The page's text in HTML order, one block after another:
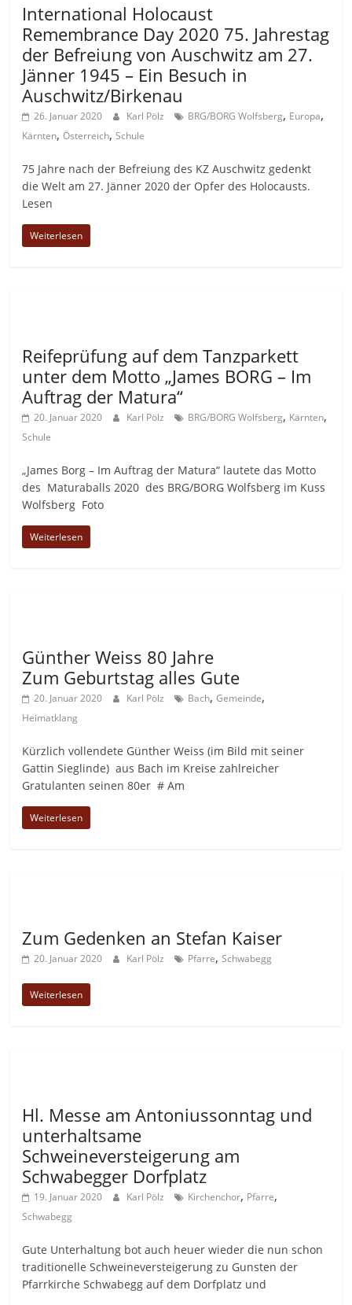
International Holocaust
Remembrance Day 2020 75. Jahrestag
der Befreiung von Auschwitz am 27.
Jänner 1945 – Ein Besuch in
Auschwitz/Birkenau
26. Januar 2020 Karl Pölz BRG/BORG Wolfsberg, Europa,
Kärnten,Österreich,Schule
75 Jahre nach der Befreiung des KZ Auschwitz gedenkt
die Welt am 27. Jänner 2020 der Opfer des Holocausts.
Lesen
Weiterlesen
Reifeprüfung auf dem Tanzparkett
unter dem Motto „James BORG – Im
Auftrag der Matura“
20. Januar 2020 Karl Pölz BRG/BORG Wolfsberg, Kärnten,
Schule
„James Borg – Im Auftrag der Matura“ lautete das Motto
des Maturaballs 2020 des BRG/BORG Wolfsberg im Kuss
Wolfsberg Foto
Weiterlesen
Günther Weiss 80 Jahre
Zum Geburtstag alles Gute
20. Januar 2020 Karl Pölz Bach,Gemeinde,
Heimatklang
Kürzlich vollendete Günther Weiss (im Bild mit seiner
Gattin Sieglinde) aus Bach im Kreise zahlreicher
Gratulanten seinen 80er # Am
Weiterlesen
Zum Gedenken an Stefan Kaiser
20. Januar 2020 Karl Pölz Pfarre,Schwabegg
Weiterlesen
Hl. Messe am Antoniussonntag und
unterhaltsame
Schweineversteigerung am
Schwabegger Dorfplatz
19. Januar 2020 Karl Pölz Kirchenchor, Pfarre,
Schwabegg
Gute Unterhaltung bot auch heuer wieder die nun schon
traditionelle Schweineversteigerung zu Gunsten der
Pfarrkirche Schwabegg auf dem Dorfplatz und